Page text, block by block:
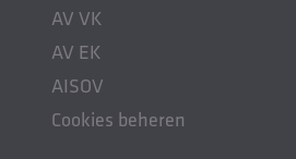
AV VK
AV EK
AISOV
Cookies beheren